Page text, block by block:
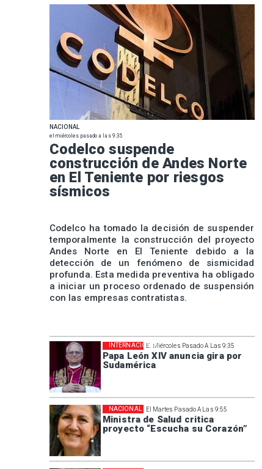
El Miércoles Pasado A Las 9:35
Papa León XIV anuncia gira por
Sudamérica
INTERNACIONAL
El Martes Pasado A Las 9:55
Ministra de Salud critica
proyecto “Escucha su Corazón”
NACIONAL
NACIONAL
el miércoles pasado a las 9:35
Codelco suspende
construcción de Andes Norte
en El Teniente por riesgos
sísmicos
Codelco ha tomado la decisión de suspender
temporalmente la construcción del proyecto
Andes Norte en El Teniente debido a la
detección de un fenómeno de sismicidad
profunda. Esta medida preventiva ha obligado
a iniciar un proceso ordenado de suspensión
con las empresas contratistas.